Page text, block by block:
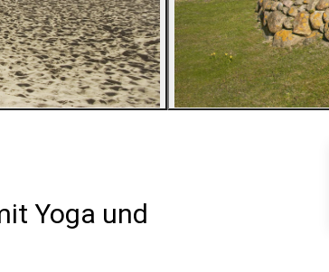
Yoga und